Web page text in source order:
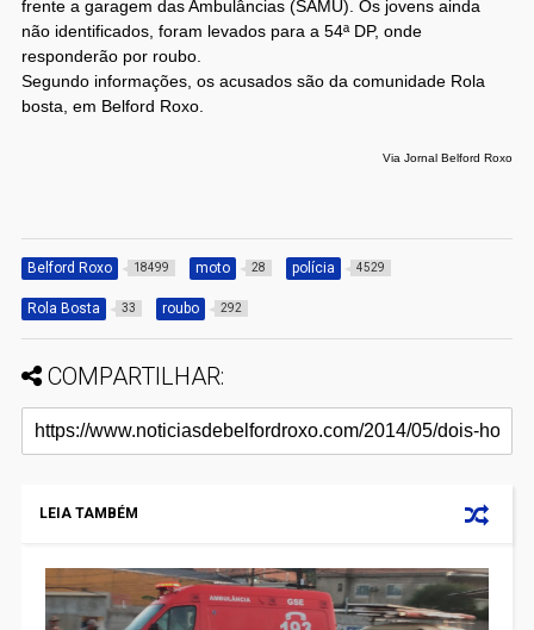
frente a garagem das Ambulâncias (SAMU). Os jovens ainda
não identificados, foram levados para a 54ª DP, onde
responderão por roubo.
Segundo informações, os acusados são da comunidade Rola
bosta, em Belford Roxo.
Via Jornal Belford Roxo
Belford Roxo 18499 moto 28 polícia 4529
Rola Bosta 33 roubo 292
COMPARTILHAR:
LEIA TAMBÉM